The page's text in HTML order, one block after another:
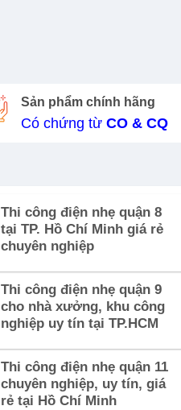
Sản phẩm chính hãng
Có chứng từ CO & CQ
Thi công điện nhẹ quận 8
tại TP. Hồ Chí Minh giá rẻ
chuyên nghiệp
Thi công điện nhẹ quận 9
cho nhà xưởng, khu công
nghiệp uy tín tại TP.HCM
Thi công điện nhẹ quận 11
chuyên nghiệp, uy tín, giá
rẻ tại Hồ Chí Minh